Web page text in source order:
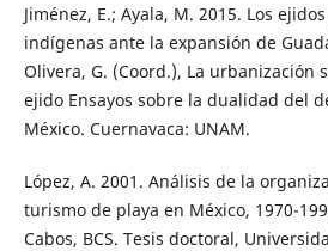
Jiménez, E.; Ayala, M. 2015. Los
indígenas ante la expansión de
Olivera, G. (Coord.), La urbanización
ejido Ensayos sobre la dualidad del
México. Cuernavaca: UNAM.
López, A. 2001. Análisis de la
turismo de playa en México, 1970-
Cabos, BCS. Tesis doctoral,